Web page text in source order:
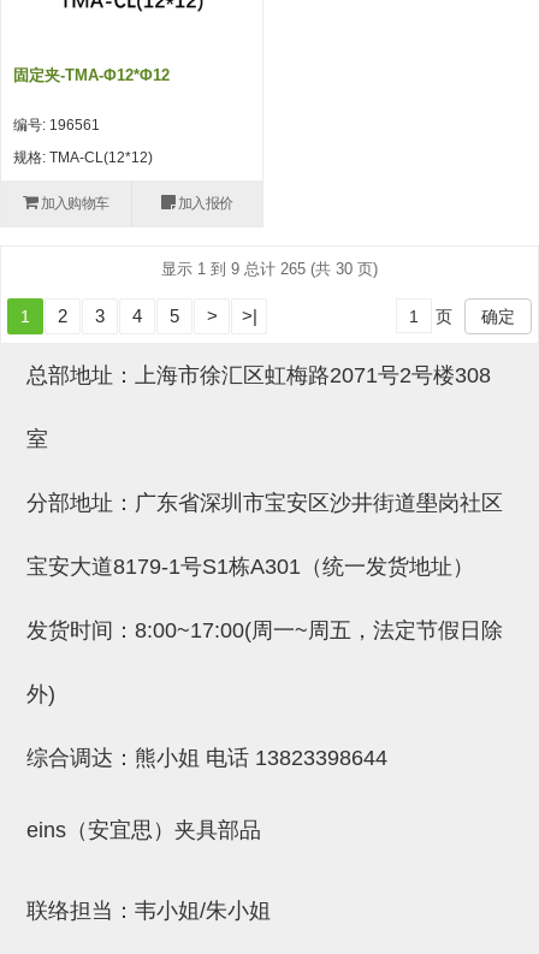
固定夹-TMA-Φ12*φ12
编号: 196561
规格: TMA-CL(12*12)
加入购物车 加入报价
显示 1 到 9 总计 265 (共 30 页)
1 2 3 4 5 > >| 页 确定
总部地址：上海市徐汇区虹梅路2071号2号楼308
室
分部地址：广东省深圳市宝安区沙井街道壆岗社区
宝安大道8179-1号S1栋A301（统一发货地址）
发货时间：8:00~17:00(周一~周五，法定节假日除
外)
综合调达：熊小姐 电话 13823398644
eins（安宜思）夹具部品
联络担当：韦小姐/朱小姐
带金具吸盘(扁平真空式)
带金具吸盘(长圆式)
带金具吸盘(波纹管式1.5段)
带金具吸盘(波纹管式2.5段)
交换用吸盘
吸着金具(细微型、微型)
吸着金具(附保持机能)
防转式金具(细微型、微型、小型)
固定式/微型气缸用/调整器(其他)
吸盘套吸盘
HNW系列